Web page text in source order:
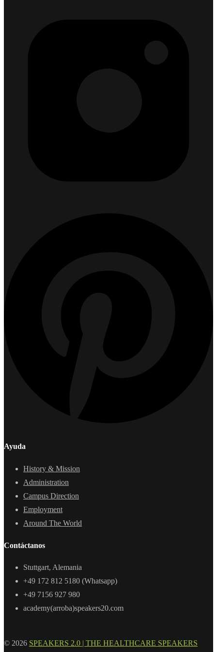
Ayuda
History & Mission
Administration
Campus Direction
Employment
Around The World
Contáctanos
Stuttgart, Alemania
+49 172 812 5180 (Whatsapp)
+49 7156 927 980
academy(arroba)speakers20.com
© 2026 SPEAKERS 2.0 | THE HEALTHCARE SPEAKERS